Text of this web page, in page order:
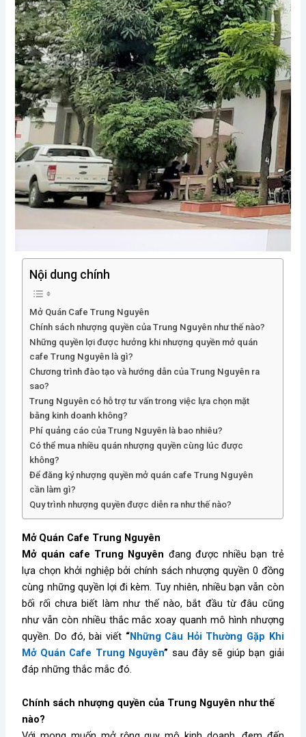
Nội dung chính
Mở Quán Cafe Trung Nguyên
Chính sách nhượng quyền của Trung Nguyên như thế nào?
Những quyền lợi được hưởng khi nhượng quyền mở quán
cafe Trung Nguyên là gì?
Chương trình đào tạo và hướng dẫn của Trung Nguyên ra
sao?
Trung Nguyên có hỗ trợ tư vấn trong việc lựa chọn mặt
bằng kinh doanh không?
Phí quảng cáo của Trung Nguyên là bao nhiêu?
Có thể mua nhiều quán nhượng quyền cùng lúc được
không?
Để đăng ký nhượng quyền mở quán cafe Trung Nguyên
cần làm gì?
Quy trình nhượng quyền được diễn ra như thế nào?
Mở Quán Cafe Trung Nguyên
Mở quán cafe Trung Nguyên đang được nhiều bạn trẻ
lựa chọn khởi nghiệp bởi chính sách nhượng quyền 0 đồng
cùng những quyền lợi đi kèm. Tuy nhiên, nhiều bạn vẫn còn
bối rối chưa biết làm như thế nào, bắt đầu từ đâu cũng
như vẫn còn nhiều thắc mắc xoay quanh mô hình nhượng
quyền. Do đó, bài viết “Những Câu Hỏi Thường Gặp Khi
Mở Quán Cafe Trung Nguyên” sau đây sẽ giúp bạn giải
đáp những thắc mắc đó.
Chính sách nhượng quyền của Trung Nguyên như thế
nào?